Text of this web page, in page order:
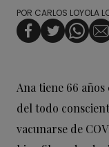
POR CARLOS LOYOLA
Ana tiene 66
del todo
vacunarse de